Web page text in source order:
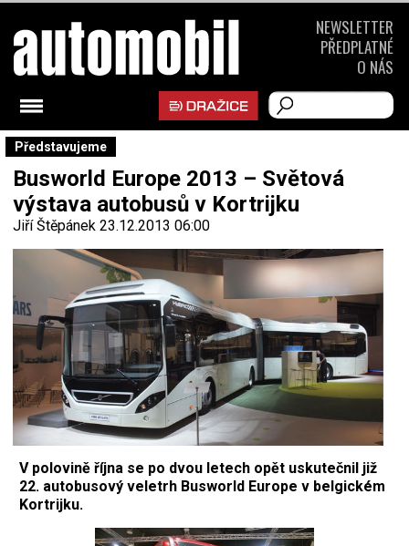
Představujeme
Busworld Europe 2013 – Světová
výstava autobusů v Kortrijku
Jiří Štěpánek 23.12.2013 06:00
V polovině října se po dvou letech opět uskutečnil již
22. autobusový veletrh Busworld Europe v belgickém
Kortrijku.
NEWSLETTER
PŘEDPLATNÉ
O NÁS